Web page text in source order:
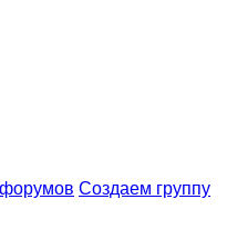
Создаем группу